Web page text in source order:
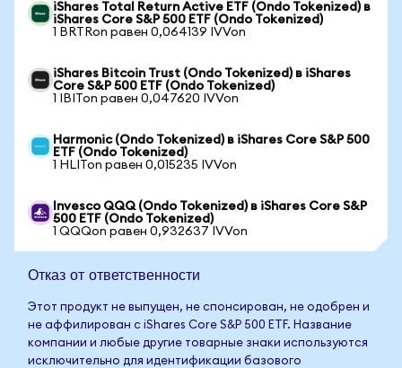
iShares Total Return Active ETF (Ondo Tokenized) в
iShares Core S&P 500 ETF (Ondo Tokenized)
1 BRTRon равен 0,064139 IVVon
iShares Bitcoin Trust (Ondo Tokenized) в iShares
Core S&P 500 ETF (Ondo Tokenized)
1 IBITon равен 0,047620 IVVon
Harmonic (Ondo Tokenized) в iShares Core S&P 500
ETF (Ondo Tokenized)
1 HLITon равен 0,015235 IVVon
Invesco QQQ (Ondo Tokenized) в iShares Core S&P
500 ETF (Ondo Tokenized)
1 QQQon равен 0,932637 IVVon
Отказ от ответственности
Этот продукт не выпущен, не спонсирован, не одобрен и
не аффилирован с iShares Core S&P 500 ETF. Название
компании и любые другие товарные знаки используются
исключительно для идентификации базового